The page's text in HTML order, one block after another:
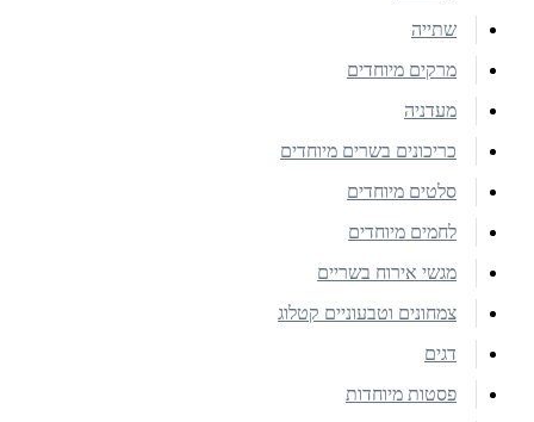
שתייה
מרקים מיוחדים
מעדניה
כריכונים בשרים מיוחדים
סלטים מיוחדים
לחמים מיוחדים
מגשי אירוח בשריים
צמחונים וטבעוניים קטלוג
דגים
פסטות מיוחדות